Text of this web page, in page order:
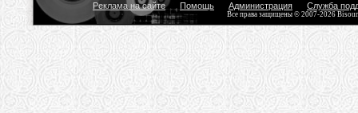
Реклама на сайте Помощь Администрация Служба
Все права защищены © 2007-2026